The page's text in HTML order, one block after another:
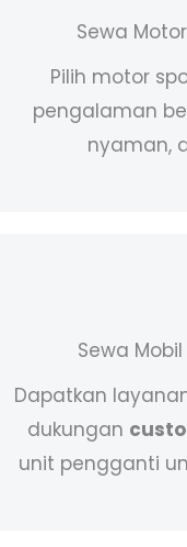
Sewa
Pilih motor
pengalaman
nyaman,
Sewa
Dapatkan
dukungan
unit pengganti